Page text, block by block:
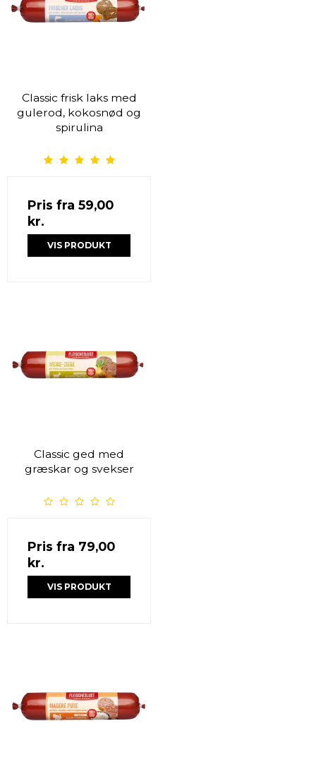
Classic frisk laks med
gulerod, kokosnød og
spirulina
Pris fra 59,00
kr.
VIS PRODUKT
Classic ged med
græskar og svekser
Pris fra 79,00
kr.
VIS PRODUKT